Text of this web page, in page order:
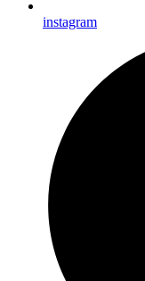
instagram